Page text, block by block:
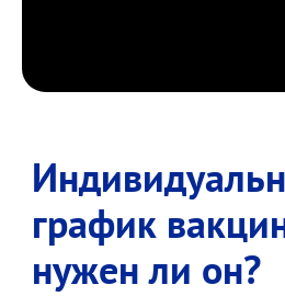
график
нужен ли он?